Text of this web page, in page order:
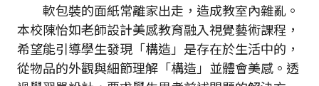
軟包裝的面紙常離家出走，造成教室內雜亂。
本校陳怡如老師設計美感教育融入視覺藝術課程，
希望能引導學生發現「構造」是存在於生活中的，
從物品的外觀與細節理解「構造」並體會美感。透